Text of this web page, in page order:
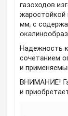
газоходов
мм, с
Надежность
сочетанием
и
ВНИМАНИЕ!
и